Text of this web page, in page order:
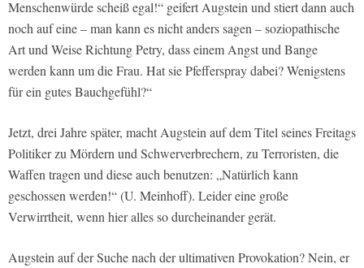
Menschenwürde scheiß egal!“ geifert Augstein und stiert dann auch
noch auf eine – man kann es nicht anders sagen – soziopathische
Art und Weise Richtung Petry, dass einem Angst und Bange
werden kann um die Frau. Hat sie Pfefferspray dabei? Wenigstens
für ein gutes Bauchgefühl?“
Jetzt, drei Jahre später, macht Augstein auf dem Titel seines Freitags
Politiker zu Mördern und Schwerverbrechern, zu Terroristen, die
Waffen tragen und diese auch benutzen: „Natürlich kann
geschossen werden!“ (U. Meinhoff). Leider eine große
Verwirrtheit, wenn hier alles so durcheinander gerät.
Augstein auf der Suche nach der ultimativen Provokation? Nein, er